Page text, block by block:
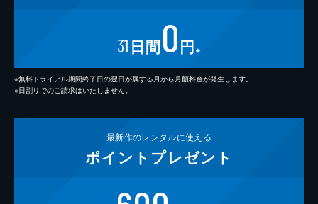
31 日間0円 ※
※無料トライアル期間終了日の翌日が属する月から月額料金が発生します。
※日割りでのご請求はいたしません。
最新作のレンタルに使える
ポイント プレゼント